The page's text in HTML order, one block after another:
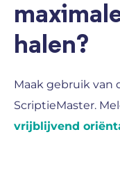
halen?
Maak gebruik van
ScriptieMaster.
vrijblijvend